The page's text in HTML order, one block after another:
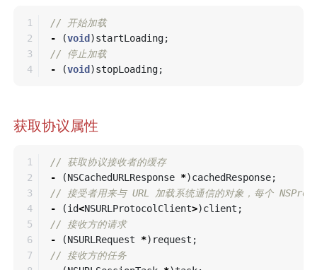
1
2
3
// 开始加载
-
(void )startLoading;
// 停止加载
-
(void )stopLoading;
获取协议属性
1
2
3
4
5
6
7
// 获取协议接收者的缓存
-
(NSCachedURLResponse *)cachedResponse;
// 接受者用来与 URL 加载系统通信的对象，每个
-
(id<NSURLProtocolClient>)client ;
// 接收方的请求
-
(NSURLRequest *) request ;
// 接收方的任务